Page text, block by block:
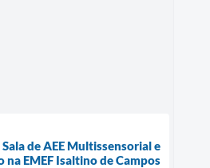
de AEE Multissensorial e
na EMEF Isaltino de Campos